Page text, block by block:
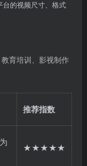
的视频尺寸、格式
育培训、影视制作
推荐指数
★★★★★